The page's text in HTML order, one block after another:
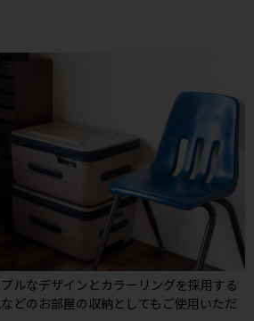
ルなデザインとカラーリングを採用する
どのお部屋の収納としてもご使用いただ